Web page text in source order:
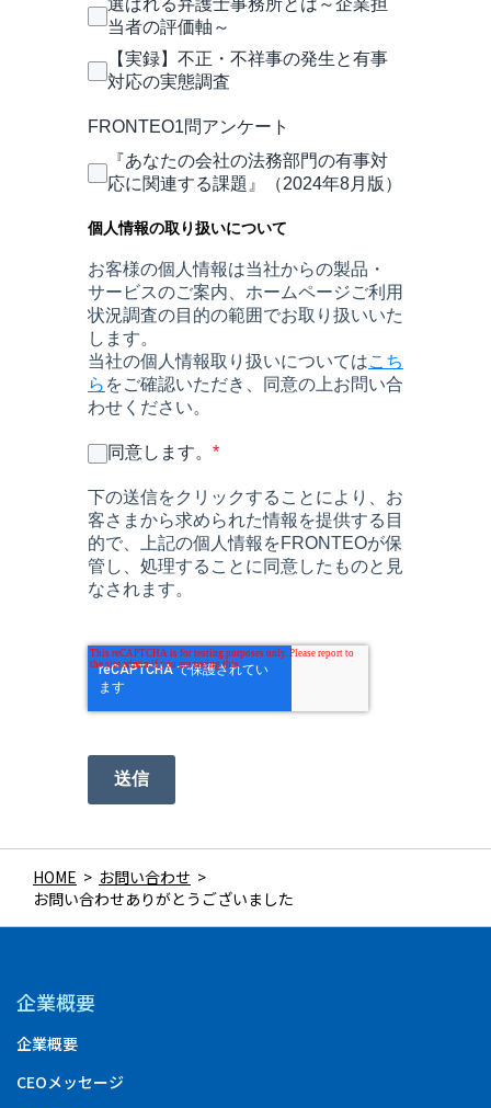
選ばれる弁護士事務所とは～企業担
当者の評価軸～
【実録】不正・不祥事の発生と有事
対応の実態調査
FRONTEO1問アンケート
『あなたの会社の法務部門の有事対
応に関連する課題』（2024年8月版）
個人情報の取り扱いについて
お客様の個人情報は当社からの製品・
サービスのご案内、ホームページご利用
状況調査の目的の範囲でお取り扱いいた
します。
当社の個人情報取り扱いについてはこち
ら をご確認いただき、同意の上お問い合
わせください。
同意します。 *
下の送信をクリックすることにより、お
客さまから求められた情報を提供する目
的で、上記の個人情報をFRONTEOが保
管し、処理することに同意したものと見
なされます。
送信
HOME > お問い合わせ >
お問い合わせありがとうございました
企業概要
企業概要
CEOメッセージ